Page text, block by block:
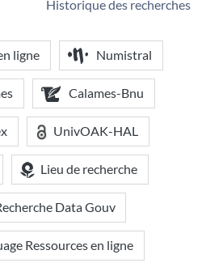
Historique des recherches
ligne Numistral
Calames-Bnu
UnivOAK-HAL
Lieu de recherche
Data Gouv
Ressources en ligne